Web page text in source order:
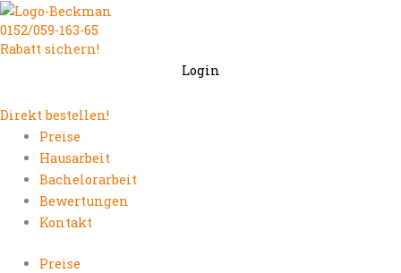
Zum
Inhalt
springen
0152/059-163-65
Rabatt sichern!
Login
Direkt bestellen!
Preise
Hausarbeit
Bachelorarbeit
Bewertungen
Kontakt
Preise